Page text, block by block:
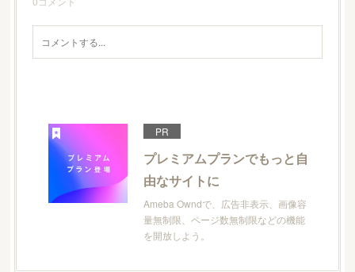
PR
プレミアムプランでもっと自
由なサイトに
Ameba Owndで、広告非表示、画像容
量無制限、ページ数無制限などの機能
を開放しよう。